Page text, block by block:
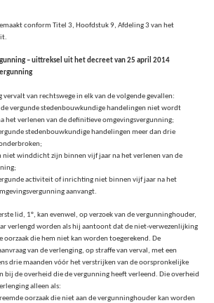
conform Titel 3, Hoofdstuk 9, Afdeling 3 van het
– uittreksel uit het decreet van 25 april 2014
vervalt van rechtswege in elk van de volgende gevallen:
de vergunde stedenbouwkundige handelingen niet wordt
het verlenen van de definitieve omgevingsvergunning;
stedenbouwkundige handelingen meer dan drie
niet winddicht zijn binnen vijf jaar na het verlenen van de
activiteit of inrichting niet binnen vijf jaar na het
aanvangt.
lid, 1°, kan evenwel, op verzoek van de vergunninghouder,
verlengd worden als hij aantoont dat de niet-verwezenlijking
oorzaak die hem niet kan worden toegerekend. De
van de verlenging, op straffe van verval, met een
drie maanden vóór het verstrijken van de oorspronkelijke
bij de overheid die de vergunning heeft verleend. Die overheid
alleen als:
oorzaak die niet aan de vergunninghouder kan worden